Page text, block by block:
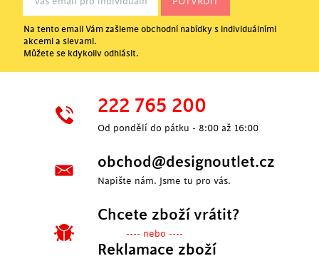
Na tento email Vám zašleme obchodní nabídky s individuálními
akcemi a slevami.
Můžete se kdykoliv odhlásit.
222 765 200
Od pondělí do pátku - 8:00 až 16:00
obchod@designoutlet.cz
Napište nám. Jsme tu pro vás.
Chcete zboží vrátit?
---- nebo ----
Reklamace zboží